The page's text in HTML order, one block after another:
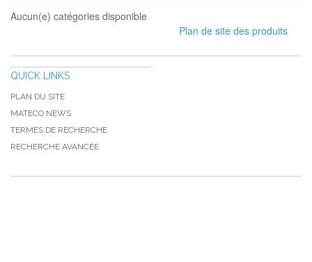
Aucun(e) catégories disponible
Plan de site des produits
QUICK LINKS
PLAN DU SITE
MATECO NEWS
TERMES DE RECHERCHE
RECHERCHE AVANCÉE